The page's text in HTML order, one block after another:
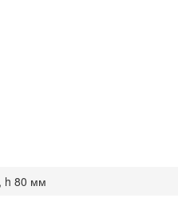
h 80 мм